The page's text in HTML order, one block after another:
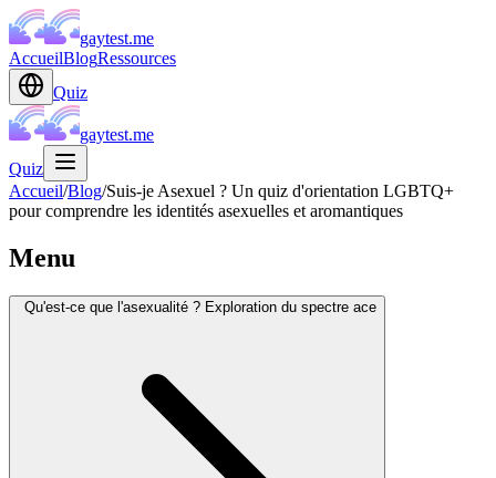
gaytest.me
AccueilBlogRessources
Quiz
gaytest.me
Quiz
Accueil/Blog/Suis-je Asexuel ? Un quiz d'orientation LGBTQ+
pour comprendre les identités asexuelles et aromantiques
Menu
Qu'est-ce que l'asexualité ? Exploration du spectre ace